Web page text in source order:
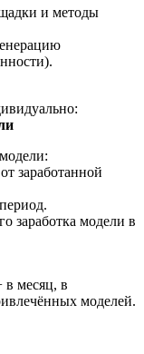
и методы
заработанной
заработка модели в
в месяц, в
моделей.